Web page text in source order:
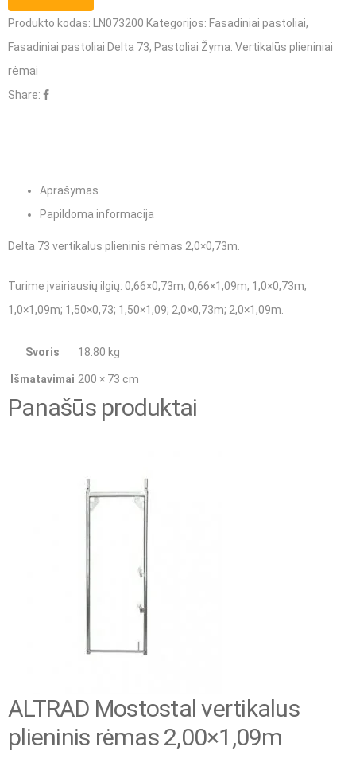
plieninis
rėmas
2,0×0,73m
Produkto kodas: LN073200 Kategorijos: Fasadiniai pastoliai,
Fasadiniai pastoliai Delta 73, Pastoliai Žyma: Vertikalūs plieniniai
rėmai
Share:
Aprašymas
Papildoma informacija
Delta 73 vertikalus plieninis rėmas 2,0×0,73m.
Turime įvairiausių ilgių: 0,66×0,73m; 0,66×1,09m; 1,0×0,73m;
1,0×1,09m; 1,50×0,73; 1,50×1,09; 2,0×0,73m; 2,0×1,09m.
Svoris 18.80 kg
Išmatavimai 200 × 73 cm
Panašūs produktai
ALTRAD Mostostal vertikalus
plieninis rėmas 2,00×1,09m